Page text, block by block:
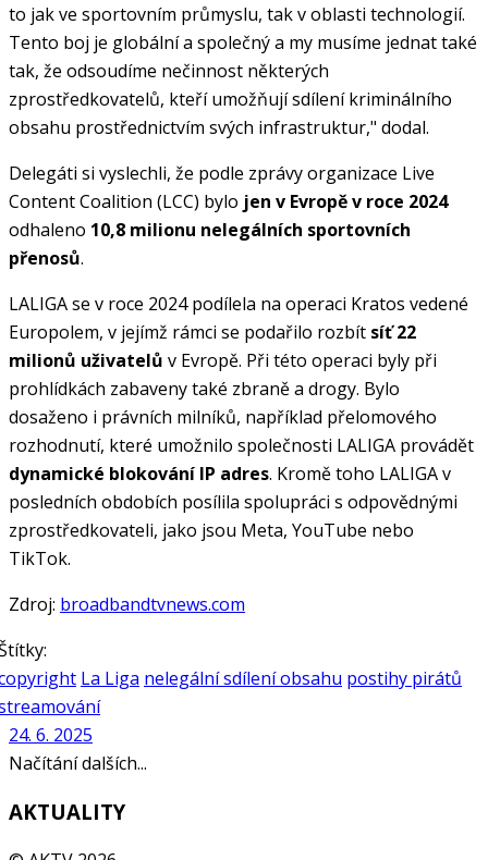
to jak ve sportovním průmyslu, tak v oblasti technologií.
Tento boj je globální a společný a my musíme jednat také
tak, že odsoudíme nečinnost některých
zprostředkovatelů, kteří umožňují sdílení kriminálního
obsahu prostřednictvím svých infrastruktur," dodal.
Delegáti si vyslechli, že podle zprávy organizace Live
Content Coalition (LCC) bylo jen v Evropě v roce 2024
odhaleno 10,8 milionu nelegálních sportovních
přenosů.
LALIGA se v roce 2024 podílela na operaci Kratos vedené
Europolem, v jejímž rámci se podařilo rozbít síť 22
milionů uživatelů v Evropě. Při této operaci byly při
prohlídkách zabaveny také zbraně a drogy. Bylo
dosaženo i právních milníků, například přelomového
rozhodnutí, které umožnilo společnosti LALIGA provádět
dynamické blokování IP adres. Kromě toho LALIGA v
posledních obdobích posílila spolupráci s odpovědnými
zprostředkovateli, jako jsou Meta, YouTube nebo
TikTok.
Zdroj: broadbandtvnews.com
La Liga nelegální sdílení obsahu postihy pirátů
24. 6. 2025
Načítání dalších...
AKTUALITY